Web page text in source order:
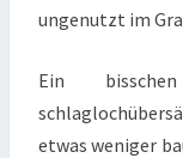
ungenutzt im
Ein
etwas weniger